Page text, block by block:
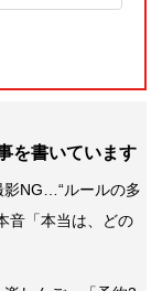
を書いています
影NG…“ルールの多
音「本当は、どの